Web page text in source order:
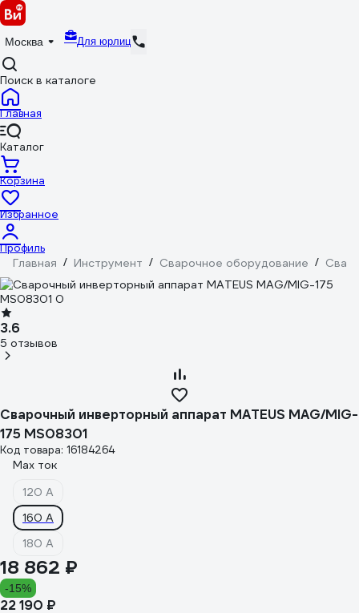
Москва Для юрлиц
Поиск в каталоге
Главная
Каталог
Корзина
Избранное
Профиль
Главная / Инструмент / Сварочное оборудование /
3.6
5 отзывов
Сварочный инверторный аппарат MATEUS MAG/MIG-
175 MS08301
Код товара: 16184264
Max ток
120 А
160 А
180 А
18 862 ₽
-15%
22 190 ₽